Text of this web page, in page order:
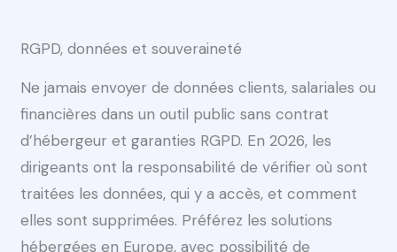
RGPD, données et souveraineté
Ne jamais envoyer de données clients, salariales ou
financières dans un outil public sans contrat
d’hébergeur et garanties RGPD. En 2026, les
dirigeants ont la responsabilité de vérifier où sont
traitées les données, qui y a accès, et comment
elles sont supprimées. Préférez les solutions
hébergées en Europe, avec possibilité de